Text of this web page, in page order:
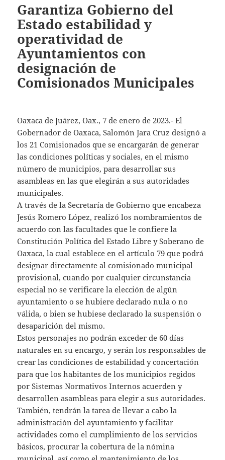
Garantiza Gobierno del
Estado estabilidad y
operatividad de
Ayuntamientos con
designación de
Comisionados Municipales
Oaxaca de Juárez, Oax., 7 de enero de 2023.- El
Gobernador de Oaxaca, Salomón Jara Cruz designó a
los 21 Comisionados que se encargarán de generar
las condiciones políticas y sociales, en el mismo
número de municipios, para desarrollar sus
asambleas en las que elegirán a sus autoridades
municipales.
A través de la Secretaría de Gobierno que encabeza
Jesús Romero López, realizó los nombramientos de
acuerdo con las facultades que le confiere la
Constitución Política del Estado Libre y Soberano de
Oaxaca, la cual establece en el artículo 79 que podrá
designar directamente al comisionado municipal
provisional, cuando por cualquier circunstancia
especial no se verificare la elección de algún
ayuntamiento o se hubiere declarado nula o no
válida, o bien se hubiese declarado la suspensión o
desaparición del mismo.
Estos personajes no podrán exceder de 60 días
naturales en su encargo, y serán los responsables de
crear las condiciones de estabilidad y concertación
para que los habitantes de los municipios regidos
por Sistemas Normativos Internos acuerden y
desarrollen asambleas para elegir a sus autoridades.
También, tendrán la tarea de llevar a cabo la
administración del ayuntamiento y facilitar
actividades como el cumplimiento de los servicios
básicos, procurar la cobertura de la nómina